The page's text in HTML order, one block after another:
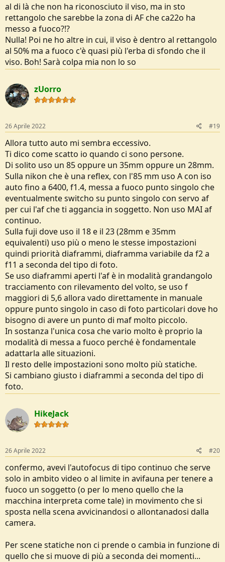
al di là che non ha riconosciuto il viso, ma in sto
rettangolo che sarebbe la zona di AF che ca22o ha
messo a fuoco?!?
Nulla! Poi ne ho altre in cui, il viso è dentro al rettangolo
al 50% ma a fuoco c'è quasi più l'erba di sfondo che il
viso. Boh! Sarà colpa mia non lo so
zUorro
26 Aprile 2022 #19
Allora tutto auto mi sembra eccessivo.
Ti dico come scatto io quando ci sono persone.
Di solito uso un 85 oppure un 35mm oppure un 28mm.
Sulla nikon che è una reflex, con l'85 mm uso A con iso
auto fino a 6400, f1.4, messa a fuoco punto singolo che
eventualmente switcho su punto singolo con servo af
per cui l'af che ti aggancia in soggetto. Non uso MAI af
continuo.
Sulla fuji dove uso il 18 e il 23 (28mm e 35mm
equivalenti) uso più o meno le stesse impostazioni
quindi priorità diaframmi, diaframma variabile da f2 a
f11 a seconda del tipo di foto.
Se uso diaframmi aperti l'af è in modalità grandangolo
tracciamento con rilevamento del volto, se uso f
maggiori di 5,6 allora vado direttamente in manuale
oppure punto singolo in caso di foto particolari dove ho
bisogno di avere un punto di maf molto piccolo.
In sostanza l'unica cosa che vario molto è proprio la
modalità di messa a fuoco perché è fondamentale
adattarla alle situazioni.
Il resto delle impostazioni sono molto più statiche.
Si cambiano giusto i diaframmi a seconda del tipo di
foto.
HikeJack
26 Aprile 2022 #20
confermo, avevi l'autofocus di tipo continuo che serve
solo in ambito video o al limite in avifauna per tenere a
fuoco un soggetto (o per lo meno quello che la
macchina interpreta come tale) in movimento che si
sposta nella scena avvicinandosi o allontanadosi dalla
camera.
Per scene statiche non ci prende o cambia in funzione di
quello che si muove di più a seconda dei momenti...